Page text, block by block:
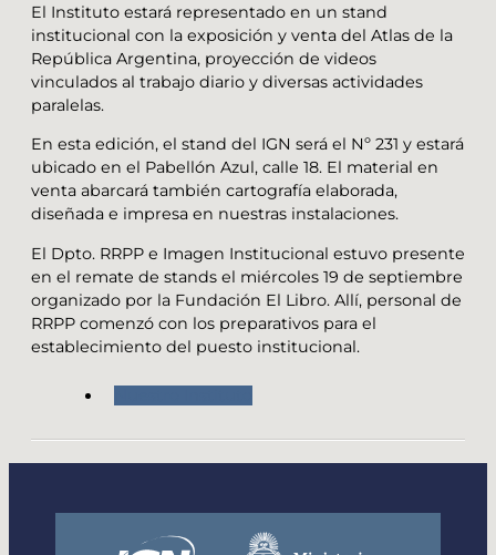
El Instituto estará representado en un stand
institucional con la exposición y venta del Atlas de la
República Argentina, proyección de videos
vinculados al trabajo diario y diversas actividades
paralelas.
En esta edición, el stand del IGN será el Nº 231 y estará
ubicado en el Pabellón Azul, calle 18. El material en
venta abarcará también cartografía elaborada,
diseñada e impresa en nuestras instalaciones.
El Dpto. RRPP e Imagen Institucional estuvo presente
en el remate de stands el miércoles 19 de septiembre
organizado por la Fundación El Libro. Allí, personal de
RRPP comenzó con los preparativos para el
establecimiento del puesto institucional.